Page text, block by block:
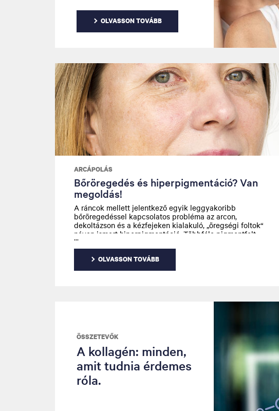
mindennapi Vichy rutinjába!
OLVASSON TOVÁBB
ARCÁPOLÁS
Bőröregedés és hiperpigmentáció? Van
megoldás!
A ráncok mellett jelentkező egyik leggyakoribb
bőröregedéssel kapcsolatos probléma az arcon,
dekoltázson és a kézfejeken kialakuló, „öregségi foltok“
néven ismert hiperpigmentáció. Többféle pigmentfolt
létezik. Lássuk mitől keletkeznek és mit tehetünk ellenük.
OLVASSON TOVÁBB
ÖSSZETEVŐK
A kollagén: minden,
amit tudnia érdemes
róla.